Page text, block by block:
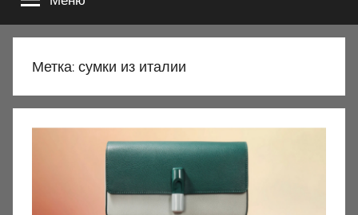
Метка: сумки из италии